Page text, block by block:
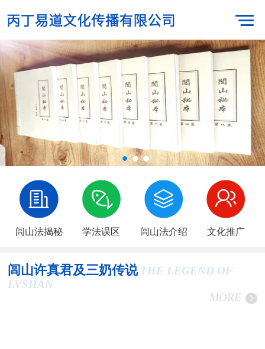
闾山法揭秘 学法误区 闾山法介绍 文化推广
闾山许真君及三奶传说 THE LEGEND OF
LVSHAN
MORE